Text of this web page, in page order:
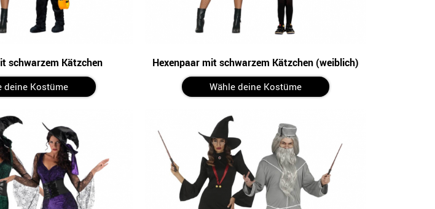
schwarzem Kätzchen
deine Kostüme
Hexenpaar mit schwarzem Kätzchen (weiblich)
Wähle deine Kostüme